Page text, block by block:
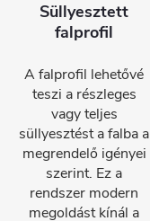
Süllyesztett
falprofil
A falprofil lehetővé
teszi a részleges
vagy teljes
süllyesztést a falba a
megrendelő igényei
szerint. Ez a
rendszer modern
megoldást kínál a